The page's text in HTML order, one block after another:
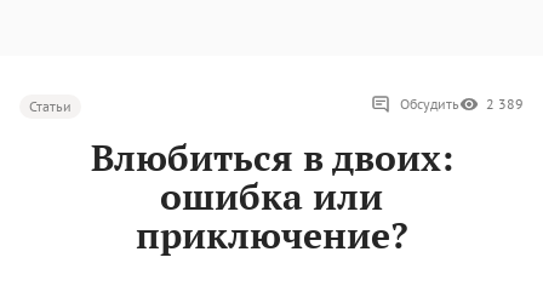
Статьи Обсудить 2 389
Влюбиться в двоих:
ошибка или
приключение?